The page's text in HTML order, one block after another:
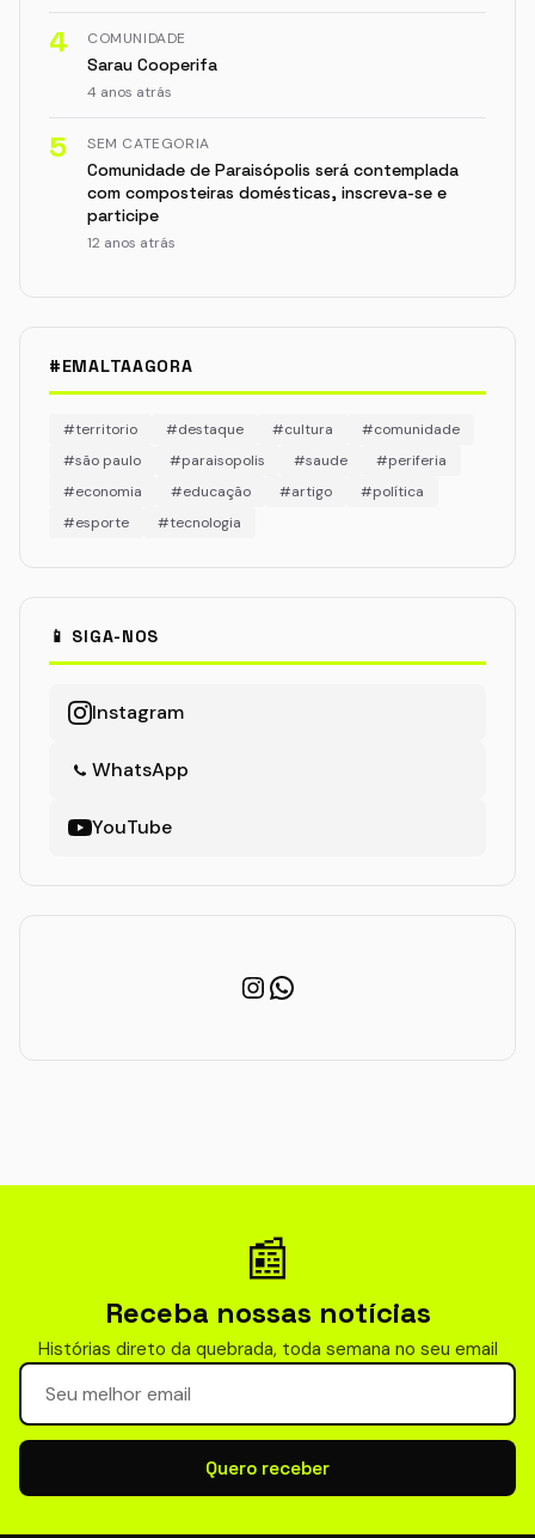
4 COMUNIDADE
Sarau Cooperifa
4 anos atrás
5 SEM CATEGORIA
Comunidade de Paraisópolis será contemplada
com composteiras domésticas, inscreva-se e
participe
12 anos atrás
#EMALTAAGORA
#territorio #destaque #cultura
#comunidade
#são paulo
#paraisopolis #saude
#periferia
#economia
#educação #artigo
#política
#esporte
#tecnologia
📱 SIGA-NOS
Instagram
WhatsApp
YouTube
Instagram
WhatsApp
📰
Receba nossas notícias
Histórias direto da quebrada, toda semana no seu email
Seu email para newsletter
Quero receber